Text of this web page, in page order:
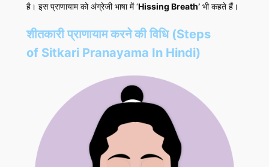
है। इस प्राणायाम को अंग्रेजी भाषा में ‘Hissing Breath’भी कहते हैं।
शीतकारी प्राणायाम करने की विधि (Steps
of Sitkari Pranayama In Hindi)